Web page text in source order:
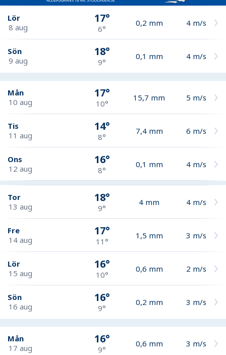
Lör
8 aug
17°
6°
0,2 mm 4 m/s
Sön
9 aug
18°
9°
0,1 mm 4 m/s
Mån
10 aug
17°
10°
15,7 mm 5 m/s
Tis
11 aug
14°
8°
7,4 mm 6 m/s
Ons
12 aug
16°
8°
0,1 mm 4 m/s
Tor
13 aug
18°
9°
4 mm 4 m/s
Fre
14 aug
17°
11°
1,5 mm 3 m/s
Lör
15 aug
16°
10°
0,6 mm 2 m/s
Sön
16 aug
16°
9°
0,2 mm 3 m/s
Mån
17 aug
16°
9°
0,6 mm 3 m/s